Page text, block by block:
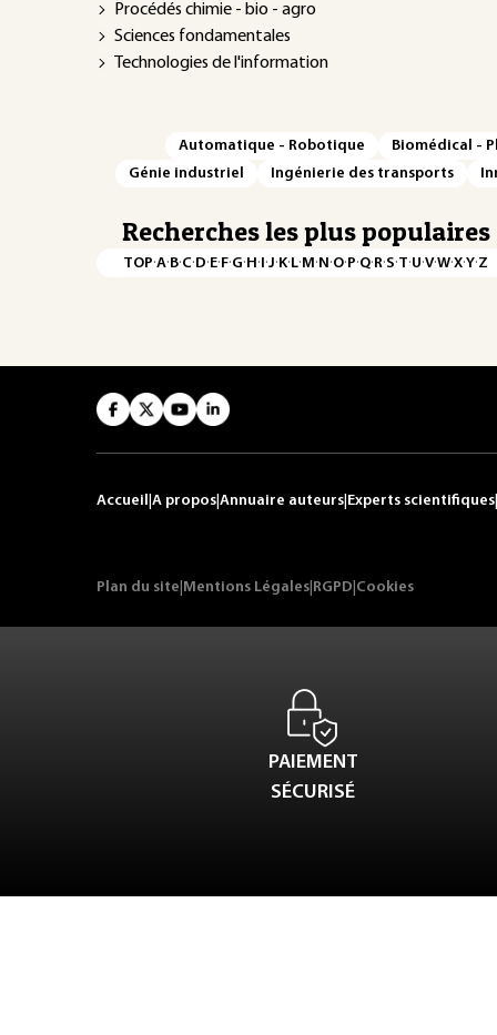
Procédés chimie - bio - agro
Sciences fondamentales
Technologies de l'information
Automatique - Robotique
Biomédical -
Génie industriel
Ingénierie des transports
Recherches les plus populaires
TOP·A·B·C·D·E·F·G·H·I·J·K·L·M·N·O·P·Q·R·S·T·U·V·W·X·Y·Z
Accueil A propos Annuaire auteurs Experts scientifiques
Plan du site Mentions Légales RGPD Cookies
PAIEMENT
SÉCURISÉ